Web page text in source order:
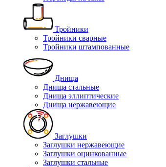
Тройники
Тройники сварные
Тройники штампованные
Днища
Днища стальные
Днища эллиптические
Днища нержавеющие
Заглушки
Заглушки нержавеющие
Заглушки оцинкованные
Заглушки стальные